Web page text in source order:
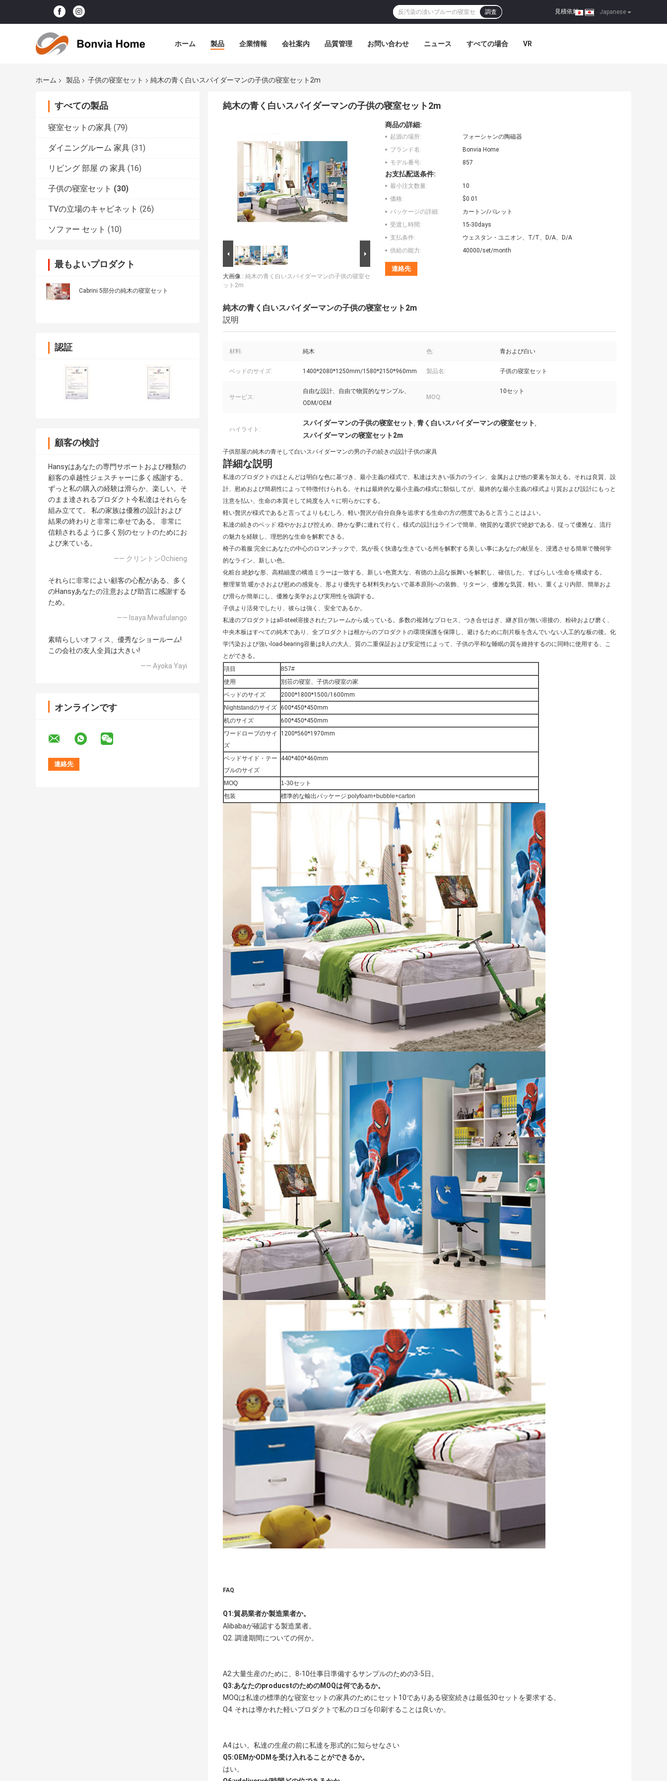
Japanese
見積依頼 |
調査
ホーム 製品 企業情報 会社案内 品質管理 お問い合わせ ニュース すべての場合 VR
ホーム 製品 子供の寝室セット 純木の青く白いスパイダーマンの子供の寝室セット2m
すべての製品
寝室セットの家具 (79)
ダイニングルーム 家具 (31)
リビング 部屋 の 家具 (16)
子供の寝室セット (30)
TVの立場のキャビネット (26)
ソファー セット (10)
最もよいプロダクト
Cabrini 5部分の純木の寝室セット
認証
顧客の検討
Hansyはあなたの専門サポートおよび種類の
顧客の卓越性ジェスチャーに多く感謝する。
ずっと私の購入の経験は滑らか、楽しい。そ
のまま達されるプロダクト今私達はそれらを
組み立てて。 私の家族は優雅の設計および
結果の終わりと非常に幸せである。 非常に
信頼されるように多く別のセットのためにお
よび来ている。
—— クリントンOchieng
それらに非常によい顧客の心配がある、多く
のHansyあなたの注意および助言に感謝する
ため。
—— Isaya Mwafulango
素晴らしいオフィス、優秀なショールーム!
この会社の友人全員は大きい!
—— Ayoka Yayi
オンラインです
純木の青く白いスパイダーマンの子供の寝室セット2m
大画像 : 純木の青く白いスパイダーマンの子供の寝室セ
ット2m
商品の詳細:
起源の場所:
フォーシャンの陶磁器
ブランド名:
Bonvia Home
モデル番号:
857
お支払配送条件:
最小注文数量:
10
価格:
$0.01
パッケージの詳細:
カートン/パレット
受渡し時間:
15-30days
支払条件:
ウェスタン・ユニオン、T/T、D/A、D/A
供給の能力:
40000/set/month
連絡先
純木の青く白いスパイダーマンの子供の寝室セット2m
説明
材料: 純木 色: 青および白い
ベッドのサイズ: 1400*2080*1250mm/1580*2150*960mm 製品名: 子供の寝室セット
サービス:
自由な設計、自由で物質的なサンプル、
ODM/OEM
MOQ:
10セット
ハイライト:
スパイダーマンの子供の寝室セット, 青く白いスパイダーマンの寝室セット,
スパイダーマンの寝室セット2m
子供部屋の純木の青そして白いスパイダーマンの男の子の続きの設計子供の家具
詳細な説明
私達のプロダクトのほとんどは明白な色に基づき、最小主義の様式で、私達は大きい張力のライン、金属および他の要素を加える。それは良質、設
計、慰めおよび簡易性によって特徴付けられる。それは最終的な最小主義の様式に類似してが、最終的な最小主義の様式より質および設計にもっと
注意を払い、生命の本質そして純度を人々に明らかにする。
軽い贅沢が様式であると言ってよりもむしろ、軽い贅沢が自分自身を追求する生命の方の態度であると言うことはよい。
私達の続きのベッド:穏やかおよび控えめ、静かな夢に連れて行く。様式の設計はラインで簡単、物質的な選択で絶妙である、従って優雅な、流行
の魅力を経験し、理想的な生命を解釈できる。
椅子の着服:完全にあなたの中心のロマンチックで、気が長く快適な生きている州を解釈する美しい事にあなたの献呈を、浸透させる簡単で幾何学
的なライン、新しい色。
化粧台:絶妙な形、高精細度の構造ミラーは一致する、新しい色寛大な、有徳の上品な振舞いを解釈し、確信した、すばらしい生命を構成する。
整理箪笥:暖かさおよび慰めの感覚を、形より優先する材料失わないで基本原則への装飾、リターン、優雅な気質、軽い、重くより内部、簡単およ
び滑らか簡単にし、優雅な美学および実用性を強調する。
子供より活発でしたり、彼らは強く、安全であるか。
私達のプロダクトはall-steel溶接されたフレームから成っている。多数の複雑なプロセス、つき合せはぎ、継ぎ目が無い溶接の、粉砕および磨く、
中央木板はすべての純木であり、全プロダクトは根からのプロダクトの環境保護を保障し、避けるために削片板を含んでいない人工的な板の後。化
学汚染および強いload-bearing容量は8人の大人、質の二重保証および安定性によって、子供の平和な睡眠の質を維持するのに同時に使用する、こ
とができる。
項目
857#
使用
別荘の寝室、子供の寝室の家
ベッドのサイズ
2000*1800*1500/1600mm
Nightstandのサイズ 600*450*450mm
机のサイズ
600*450*450mm
ワードローブのサイ
ズ
1200*560*1970mm
ベッドサイド・テー
ブルのサイズ
440*400*460mm
MOQ
1-30セット
包装
標準的な輸出パッケージ:polyfoam+bubble+carton
FAQ
Q1:貿易業者か製造業者か。
Alibabaが確認する製造業者。
Q2. 調達期間についての何か。
A2:大量生産のために、8-10仕事日準備するサンプルのための3-5日。
Q3:あなたのproducstのためのMOQは何であるか。
MOQは私達の標準的な寝室セットの家具のためにセット10でありある寝室続きは最低30セットを要求する。
Q4. それは導かれた軽いプロダクトで私のロゴを印刷することは良いか。
A4:はい。私達の生産の前に私達を形式的に知らせなさい
Q5:OEMかODMを受け入れることができるか。
はい。